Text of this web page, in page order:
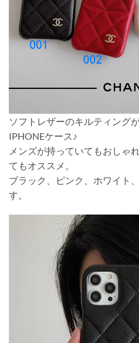
ソフトレザーのキルティング
IPHONEケース♪
メンズが持っていてもおしゃ
てもオススメ。
ブラック、ピンク、ホワイト
す。